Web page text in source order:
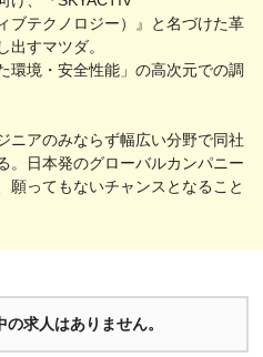
ブテクノロジー）』と名づけた革
出すマツダ。
環境・安全性能」の高次元での調
ニアのみならず幅広い分野で同社
。日本発のグローバルカンパニー
願ってもないチャンスとなること
求人はありません。